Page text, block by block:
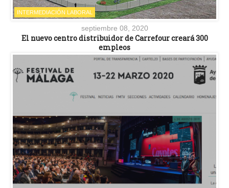
INTERMEDIACIÓN LABORAL
septiembre 08, 2020
El nuevo centro distribuidor de Carrefour creará 300
empleos